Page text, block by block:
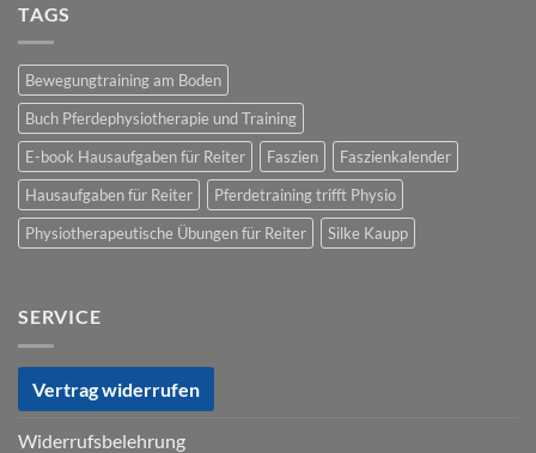
TAGS
Bewegungtraining am Boden
Buch Pferdephysiotherapie und Training
E-book Hausaufgaben für Reiter
Faszien
Faszienkalender
Hausaufgaben für Reiter
Pferdetraining trifft Physio
Physiotherapeutische Übungen für Reiter
Silke Kaupp
SERVICE
Vertrag widerrufen
Widerrufsbelehrung